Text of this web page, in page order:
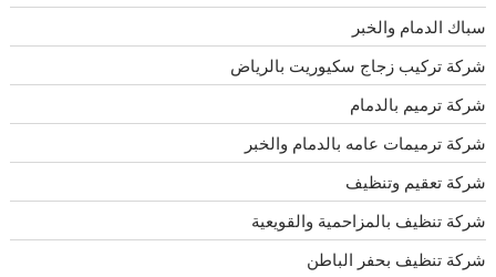
سباك الدمام والخبر
شركة تركيب زجاج سكيوريت بالرياض
شركة ترميم بالدمام
شركة ترميمات عامه بالدمام والخبر
شركة تعقيم وتنظيف
شركة تنظيف بالمزاحمية والقويعية
شركة تنظيف بحفر الباطن